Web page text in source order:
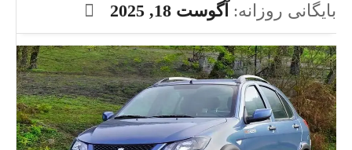
بایگانی روزانه: آگوست 18, 2025